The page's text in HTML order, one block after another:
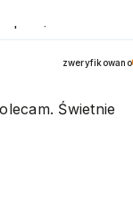
zweryfikowano
Świetnie